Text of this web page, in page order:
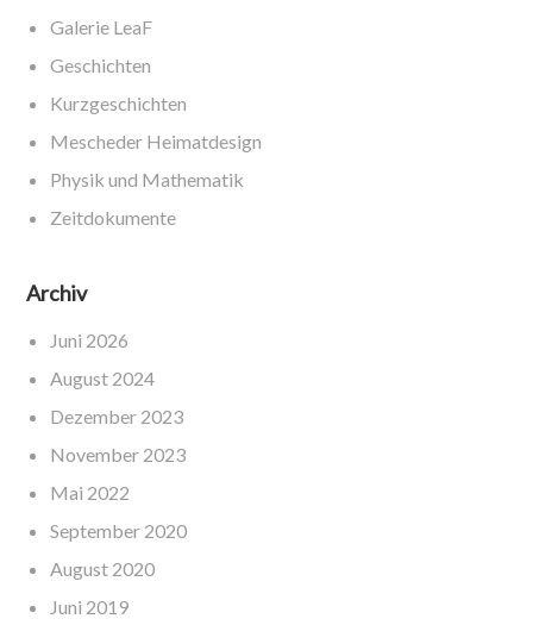
Galerie LeaF
Geschichten
Kurzgeschichten
Mescheder Heimatdesign
Physik und Mathematik
Zeitdokumente
Archiv
Juni 2026
August 2024
Dezember 2023
November 2023
Mai 2022
September 2020
August 2020
Juni 2019